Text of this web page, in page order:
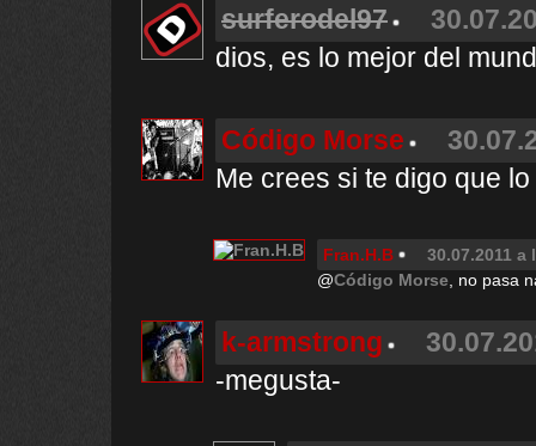
surferodel97
dios, es lo mejor del
Código Morse
Me crees si te digo que
Fran.H.B
30.07.2011 a
@Código Morse , no pasa
k-armstrong
-megusta-